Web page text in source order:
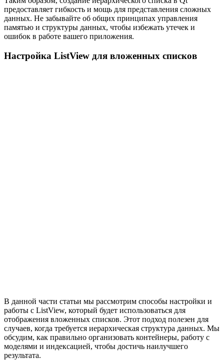
предоставляет гибкость и мощь для представления сложных
данных. Не забывайте об общих принципах управления
памятью и структуры данных, чтобы избежать утечек и
ошибок в работе вашего приложения.
Настройка ListView для вложенных списков
В данной части статьи мы рассмотрим способы настройки и
работы с ListView, который будет использоваться для
отображения вложенных списков. Этот подход полезен для
случаев, когда требуется иерархическая структура данных. Мы
обсудим, как правильно организовать контейнеры, работу с
моделями и индексацией, чтобы достичь наилучшего
результата.